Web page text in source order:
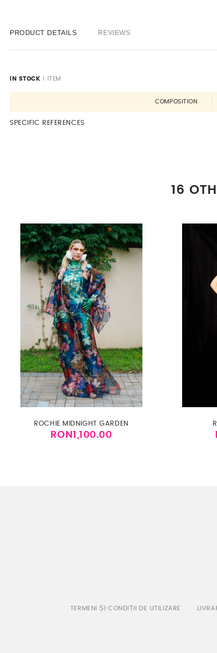
PRODUCT DETAILS REVIEWS
IN STOCK 1 ITEM
COMPOSITION
SPECIFIC REFERENCES
16
ROCHIE MIDNIGHT GARDEN
Price
RON1,100.00
TERMENI ȘI CONDIȚII DE UTILIZARE